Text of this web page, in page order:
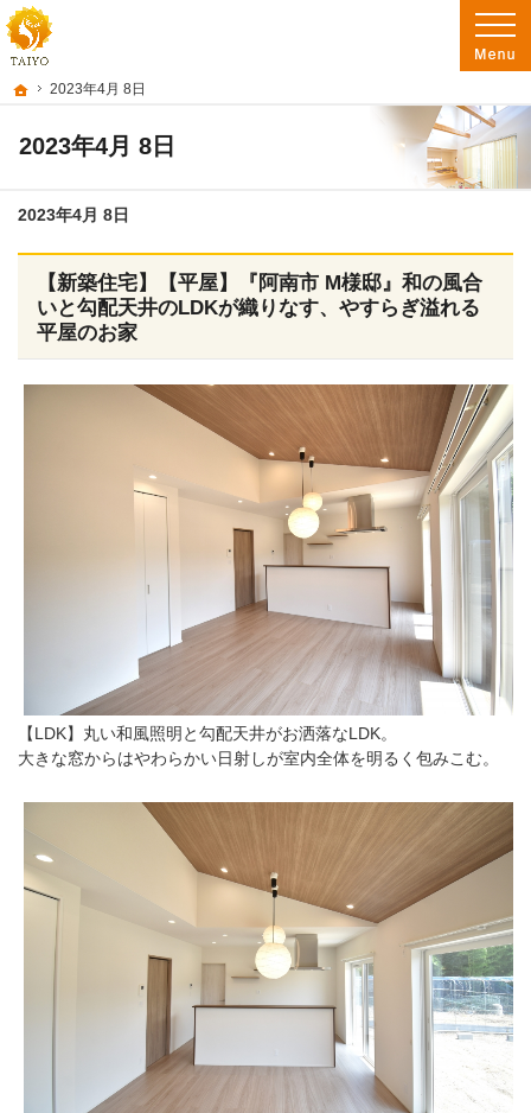
ホーム
2023年4月 8日
2023年4月 8日
阿南市を中心に徳島南部で注文住宅・新築一戸建て・リフォームを手がけるた
徳島で注文住宅を建てるなら たいようホーム｜阿南市・徳島南部の地域密着工務店
2023年4月 8日
【新築住宅】【平屋】『阿南市 M様邸』和の風合
いと勾配天井のLDKが織りなす、やすらぎ溢れる
平屋のお家
【LDK】丸い和風照明と勾配天井がお洒落なLDK。
大きな窓からはやわらかい日射しが室内全体を明るく包みこむ。